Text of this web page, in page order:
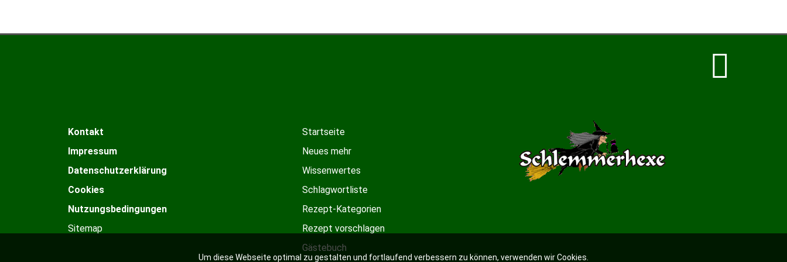
Kontakt
Impressum
Datenschutzerklärung
Cookies
Nutzungsbedingungen
Sitemap
Startseite
Neues mehr
Wissenwertes
Schlagwortliste
Rezept-Kategorien
Rezept vorschlagen
Gästebuch
Um diese Webseite optimal zu gestalten und fortlaufend verbessern zu können, verwenden wir Cookies.